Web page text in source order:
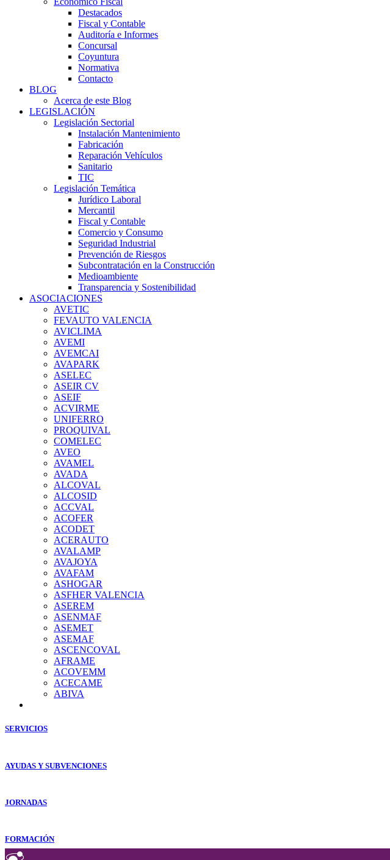
Destacados
Fiscal y Contable
Auditoría e Informes
Concursal
Coyuntura
Normativa
Contacto
BLOG
Acerca de este Blog
LEGISLACIÓN
Legislación Sectorial
Instalación Mantenimiento
Fabricación
Reparación Vehículos
Sanitario
TIC
Legislación Temática
Jurídico Laboral
Mercantil
Fiscal y Contable
Comercio y Consumo
Seguridad Industrial
Prevención de Riesgos
Subcontratación en la Construcción
Medioambiente
Transparencia y Sostenibilidad
ASOCIACIONES
AVETIC
FEVAUTO VALENCIA
AVICLIMA
AVEMI
AVEMCAI
AVAPARK
ASELEC
ASEIR CV
ASEIF
ACVIRME
UNIFERRO
PROQUIVAL
COMELEC
AVEO
AVAMEL
AVADA
ALCOVAL
ALCOSID
ACCVAL
ACOFER
ACODET
ACERAUTO
AVALAMP
AVAJOYA
AVAFAM
ASHOGAR
ASFHER VALENCIA
ASEREM
ASENMAF
ASEMET
ASEMAF
ASCENCOVAL
AFRAME
ACOVEMM
ACECAME
ABIVA
SERVICIOS
AYUDAS Y SUBVENCIONES
JORNADAS
FORMACIÓN